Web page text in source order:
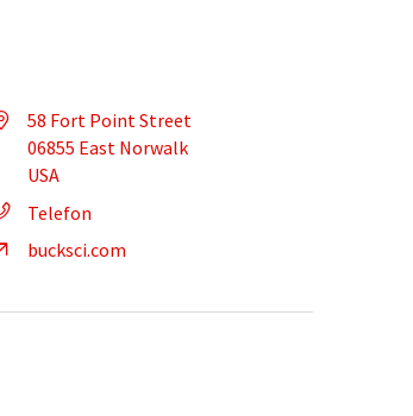
58 Fort Point Street
06855 East Norwalk
USA
Telefon
bucksci.com